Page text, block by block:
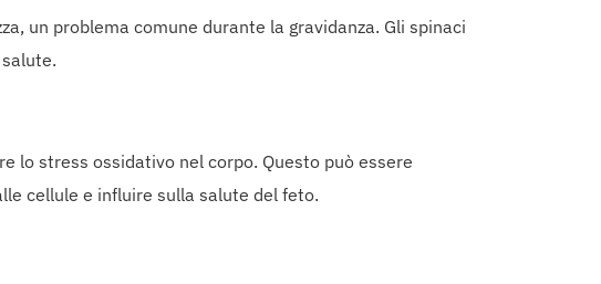
un problema comune durante la gravidanza. Gli spinaci
lo stress ossidativo nel corpo. Questo può essere
cellule e influire sulla salute del feto.